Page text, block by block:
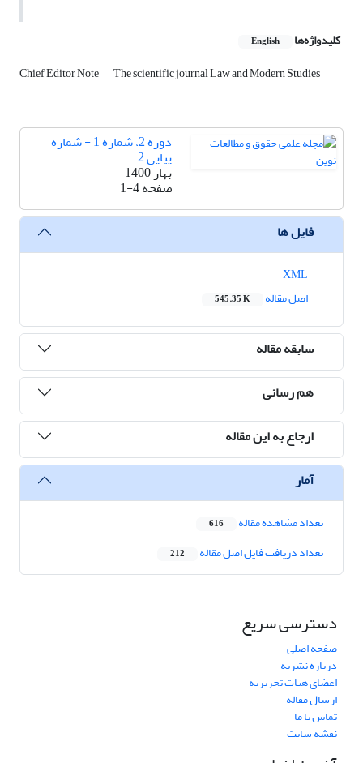
کلیدواژه‌ها English
Chief Editor Note The scientific journal Law and Modern Studies
دوره 2، شماره 1 - شماره
پیاپی 2
بهار 1400
صفحه1-4
فایل ها
اصل مقاله
545.35 K
سابقه مقاله
هم رسانی
ارجاع به این مقاله
آمار
تعداد مشاهده مقاله 616
تعداد دریافت فایل اصل مقاله 212
دسترسی سریع
صفحه اصلی
درباره نشریه
اعضای هیات تحریریه
ارسال مقاله
تماس با ما
نقشه سایت